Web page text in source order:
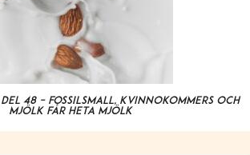
48 – fossilsmäll, kvinnokommers och
mjölk får heta mjölk